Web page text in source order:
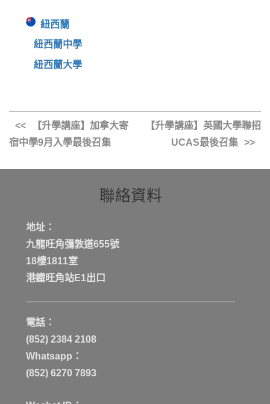
紐西蘭
紐西蘭中學
紐西蘭大學
【升學講座】加拿大寄
宿中學9月入學最後召集
【升學講座】英國大學聯招
UCAS最後召集
聯絡資料
地址：
九龍旺角彌敦道655號
18樓1811室
港鐡旺角站E1出口
電話：
(852) 2384 2108
Whatsapp：
(852) 6270 7893